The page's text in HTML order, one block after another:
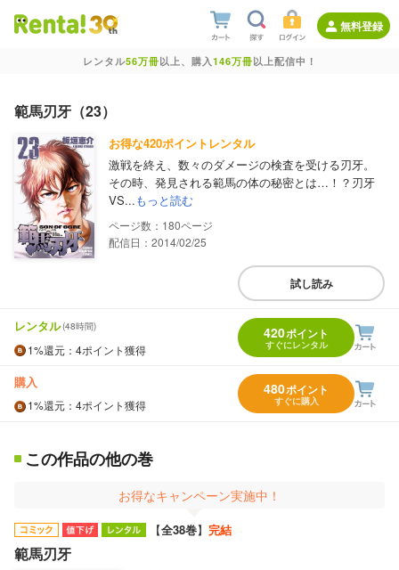
無料登録
レンタル56万冊以上、購入146万冊以上配信中！
範馬刃牙（23）
お得な420ポイントレンタル
激戦を終え、数々のダメージの検査を受ける刃牙。
その時、発見される範馬の体の秘密とは…！？刃牙
VS...もっと読む
180
配信日：2014/02/25
試し読み
レンタル(48時間)
1%還元 ：4ポイント獲得
420ポイント
すぐにレンタル
購入
1%還元 ：4ポイント獲得
480ポイント
すぐに購入
この作品の他の巻
お得なキャンペーン実施中！
【全38巻】 完結
範馬刃牙